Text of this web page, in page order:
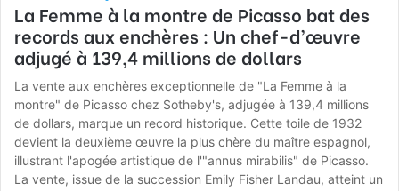
La Femme à la montre de Picasso bat des
records aux enchères : Un chef-d’œuvre
adjugé à 139,4 millions de dollars
La vente aux enchères exceptionnelle de "La Femme à la
montre" de Picasso chez Sotheby's, adjugée à 139,4 millions
de dollars, marque un record historique. Cette toile de 1932
devient la deuxième œuvre la plus chère du maître espagnol,
illustrant l'apogée artistique de l'"annus mirabilis" de Picasso.
La vente, issue de la succession Emily Fisher Landau, atteint un